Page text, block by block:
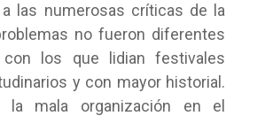
las numerosas críticas de la
no fueron diferentes
con los que lidian festivales
y con mayor historial.
mala organización en el